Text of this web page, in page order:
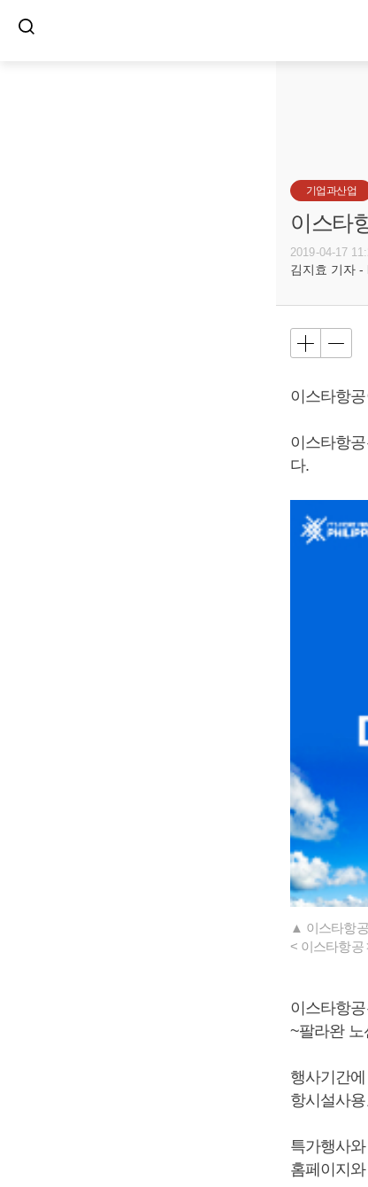
기업과산업
이스타
2019-04-17
김지효 기자
이스타항
이스타항
다.
▲ 이스타항
< 이스타항공
이스타항
~팔라완 노
행사기간
항시설사
특가행사
홈페이지